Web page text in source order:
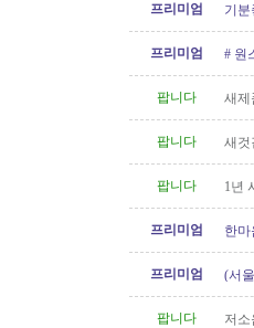
프리미엄
기분
프리미엄 # 원
팝니다 새제
팝니다 새것
팝니다 1년
프리미엄 한마
프리미엄 (서
팝니다
저소